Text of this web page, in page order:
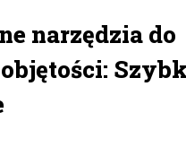
narzędzia do